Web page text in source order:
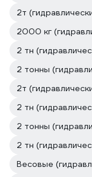
2т
2000 кг
2 тн
2 тонны
2т
2 тн
2 тонны
2 тн
Весовые